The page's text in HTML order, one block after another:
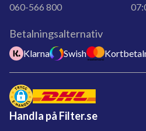
060-566 800
Betalningsalternativ
Klarna Swish
Handla på Filter.se